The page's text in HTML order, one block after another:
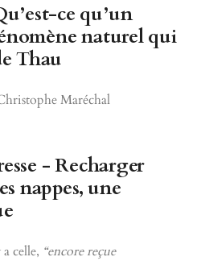
ce qu’un
naturel qui
Thau
Maréchal
-Recharger
nappes, une
celle, “encore reçue